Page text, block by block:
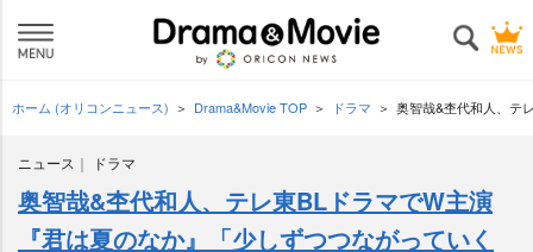
ホーム (オリコンニュース) Drama&Movie TOP ドラマ 奥智哉&杢代和人、テ
ニュース ドラマ
奥智哉&杢代和人、テレ東BLドラマでW主演
『君は夏のなか』「少しずつつながっていく